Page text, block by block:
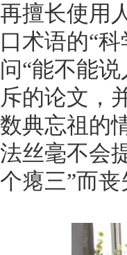
再擅长使用
口术语的“
问“能不能
斥的论文，
数典忘祖的
法丝毫不会
个瘪三”而